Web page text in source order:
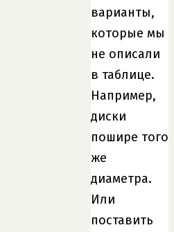
варианты,
которые мы
не описали
в таблице.
Например,
диски
пошире того
же
диаметра.
Или
поставить